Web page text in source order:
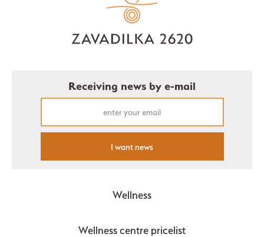
Receiving news by e-mail
I want news
Wellness
Wellness centre pricelist